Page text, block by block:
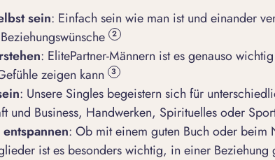
sein: Einfach sein wie man ist und einander
2
: ElitePartner-Männern ist es genauso
zeigen kann
3
: Unsere Singles begeistern sich für
und Business, Handwerken, Spirituelles oder
: Ob mit einem guten Buch oder beim
ist es besonders wichtig, in einer Beziehung